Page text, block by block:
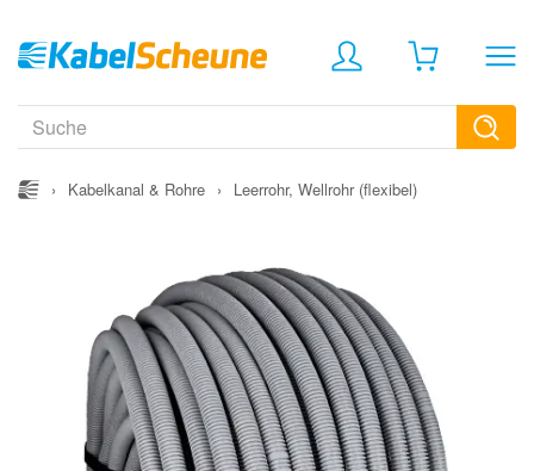
› Kabelkanal & Rohre › Leerrohr, Wellrohr (flexibel)